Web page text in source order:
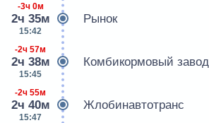
-3ч 0м
2ч 35м
15:42
Рынок
-2ч 57м
2ч 38м
15:45
Комбикормовый завод
-2ч 55м
2ч 40м
15:47
Жлобинавтотранс